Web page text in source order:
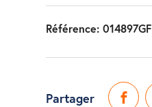
Référence:014897GF
Partager